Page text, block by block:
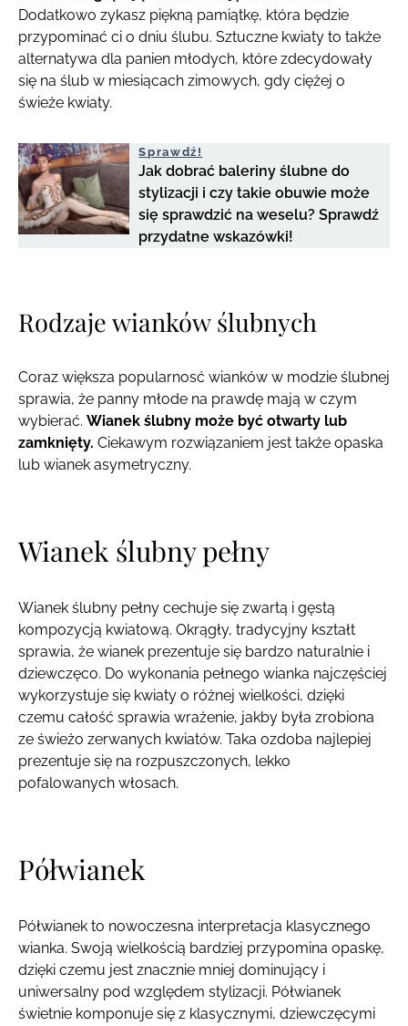
Dodatkowo zykasz piękną pamiątkę, która będzie
przypominać ci o dniu ślubu. Sztuczne kwiaty to także
alternatywa dla panien młodych, które zdecydowały
się na ślub w miesiącach zimowych, gdy ciężej o
świeże kwiaty.
Sprawdź!
Jak dobrać baleriny ślubne do
stylizacji i czy takie obuwie może
się sprawdzić na weselu? Sprawdź
przydatne wskazówki!
Rodzaje wianków ślubnych
Coraz większa popularnosć wianków w modzie ślubnej
sprawia, że panny młode na prawdę mają w czym
wybierać. Wianek ślubny może być otwarty lub
zamknięty. Ciekawym rozwiązaniem jest także opaska
lub wianek asymetryczny.
Wianek ślubny pełny
Wianek ślubny pełny cechuje się zwartą i gęstą
kompozycją kwiatową. Okrągły, tradycyjny kształt
sprawia, że wianek prezentuje się bardzo naturalnie i
dziewczęco. Do wykonania pełnego wianka najczęściej
wykorzystuje się kwiaty o różnej wielkości, dzięki
czemu całość sprawia wrażenie, jakby była zrobiona
ze świeżo zerwanych kwiatów. Taka ozdoba najlepiej
prezentuje się na rozpuszczonych, lekko
pofalowanych włosach.
Półwianek
Półwianek to nowoczesna interpretacja klasycznego
wianka. Swoją wielkością bardziej przypomina opaskę,
dzięki czemu jest znacznie mniej dominujący i
uniwersalny pod względem stylizacji. Półwianek
świetnie komponuje się z klasycznymi, dziewczęcymi